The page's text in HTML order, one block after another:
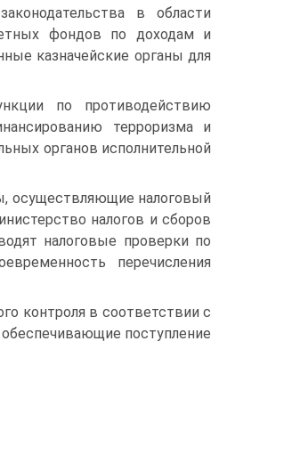
в области
фондов по доходам и
казначейские органы для
по противодействию
терроризма и
органов исполнительной
осуществляющие налоговый
налогов и сборов
налоговые проверки по
перечисления
контроля в соответствии с
поступление